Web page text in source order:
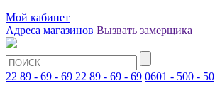
Мой кабинет
Адреса магазинов Вызвать замерщика
22 89 - 69 - 69 22 89 - 69 - 69 0601 - 500 - 50